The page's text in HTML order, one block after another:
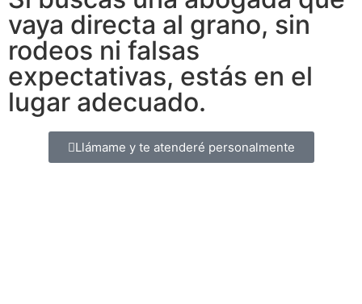
vaya directa al grano, sin
rodeos ni falsas
expectativas, estás en el
lugar adecuado.
Llámame y te atenderé personalmente